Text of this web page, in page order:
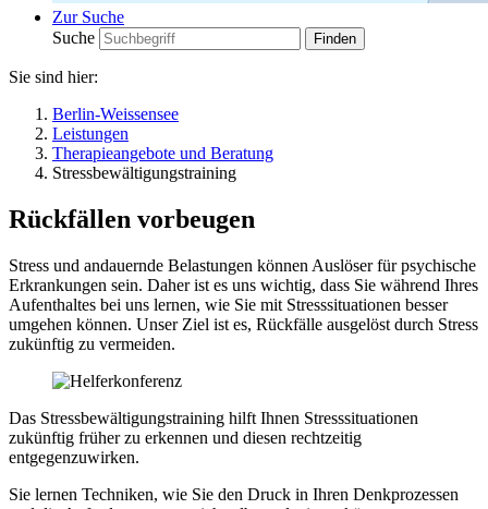
Zur Suche
Suche
Sie sind hier:
Berlin-Weissensee
Leistungen
Therapieangebote und Beratung
Stressbewältigungstraining
Rückfällen vorbeugen
Stress und andauernde Belastungen können Auslöser für psychische
Erkrankungen sein. Daher ist es uns wichtig, dass Sie während Ihres
Aufenthaltes bei uns lernen, wie Sie mit Stresssituationen besser
umgehen können. Unser Ziel ist es, Rückfälle ausgelöst durch Stress
zukünftig zu vermeiden.
Das Stressbewältigungstraining hilft Ihnen Stresssituationen
zukünftig früher zu erkennen und diesen rechtzeitig
entgegenzuwirken.
Sie lernen Techniken, wie Sie den Druck in Ihren Denkprozessen